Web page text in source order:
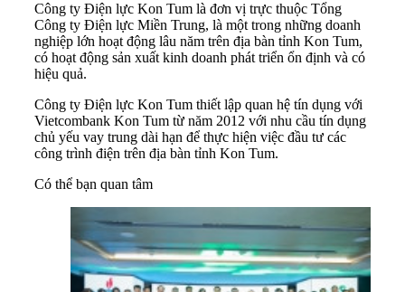
Công ty Điện lực Kon Tum là đơn vị trực thuộc Tổng
Công ty Điện lực Miền Trung, là một trong những doanh
nghiệp lớn hoạt động lâu năm trên địa bàn tỉnh Kon Tum,
có hoạt động sản xuất kinh doanh phát triển ổn định và có
hiệu quả.
Công ty Điện lực Kon Tum thiết lập quan hệ tín dụng với
Vietcombank Kon Tum từ năm 2012 với nhu cầu tín dụng
chủ yếu vay trung dài hạn để thực hiện việc đầu tư các
công trình điện trên địa bàn tỉnh Kon Tum.
Có thể bạn quan tâm